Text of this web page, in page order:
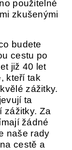
použitelné
zkušenými
budete
cestu po
již 40 let
kteří tak
zážitky.
ta
zážitky. Za
žádné
naše rady
cestě a